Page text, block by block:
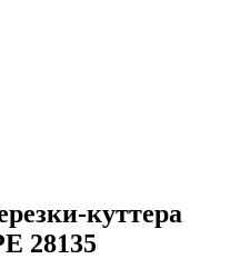
куттера
28135